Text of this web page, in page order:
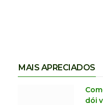
MAIS APRECIADOS
dói